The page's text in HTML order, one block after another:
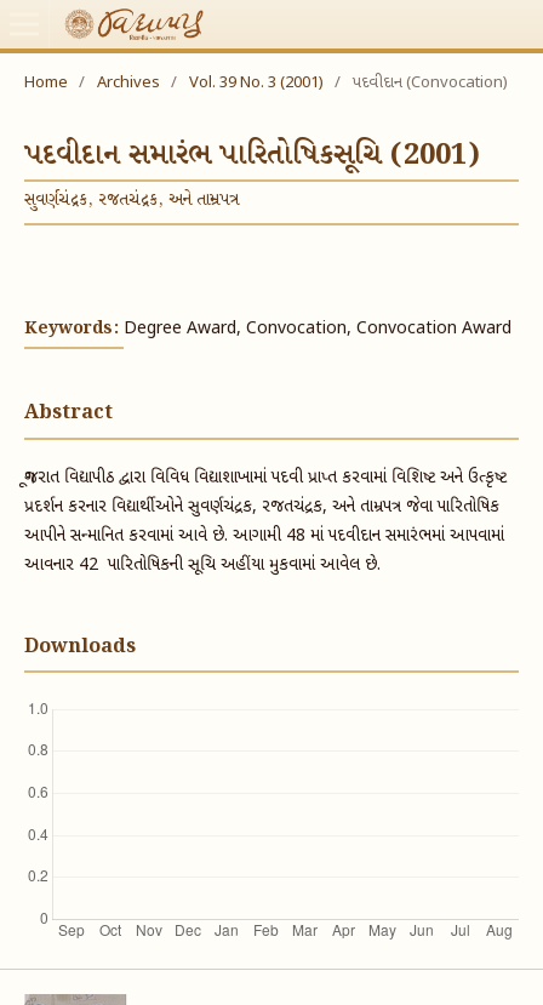
Home / Archives / Vol. 39 No. 3 (2001) / પદવીદાન (Convocation)
પદવીદાન સમારંભ પારિતોષિકસૂચિ (2001)
સુવર્ણચંદ્રક, રજતચંદ્રક, અને તામ્રપત્ર
Keywords: Degree Award, Convocation, Convocation Award
Abstract
ગૂજરાત વિદ્યાપીઠ દ્વારા વિવિધ વિદ્યાશાખામાં પદવી પ્રાપ્ત કરવામાં વિશિષ્ટ અને ઉત્કૃષ્ટ
પ્રદર્શન કરનાર વિદ્યાર્થીઓને સુવર્ણચંદ્રક, રજતચંદ્રક, અને તામ્રપત્ર જેવા પારિતોષિક
આપીને સન્માનિત કરવામાં આવે છે. આગામી 48 માં પદવીદાન સમારંભમાં આપવામાં
આવનાર 42 પારિતોષિકની સૂચિ અહીંયા મુકવામાં આવેલ છે.
Downloads